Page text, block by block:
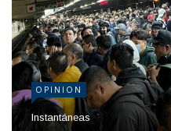
OPINION
Instantáneas